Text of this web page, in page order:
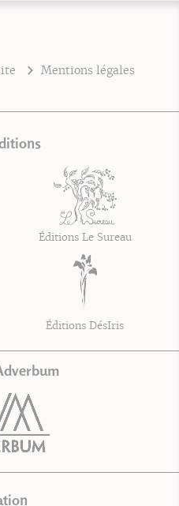
Mentions légales
Éditions Le Sureau
Éditions DésIris